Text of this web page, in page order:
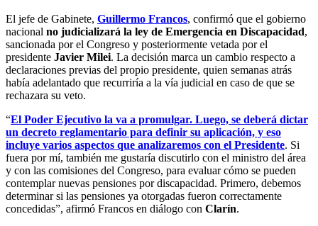
El jefe de Gabinete, Guillermo Francos, confirmó que el gobierno
nacional no judicializará la ley de Emergencia en Discapacidad,
sancionada por el Congreso y posteriormente vetada por el
presidente Javier Milei. La decisión marca un cambio respecto a
declaraciones previas del propio presidente, quien semanas atrás
había adelantado que recurriría a la vía judicial en caso de que se
rechazara su veto.
“El Poder Ejecutivo la va a promulgar. Luego, se deberá dictar
un decreto reglamentario para definir su aplicación, y eso
incluye varios aspectos que analizaremos con el Presidente. Si
fuera por mí, también me gustaría discutirlo con el ministro del área
y con las comisiones del Congreso, para evaluar cómo se pueden
contemplar nuevas pensiones por discapacidad. Primero, debemos
determinar si las pensiones ya otorgadas fueron correctamente
concedidas”, afirmó Francos en diálogo con Clarín.